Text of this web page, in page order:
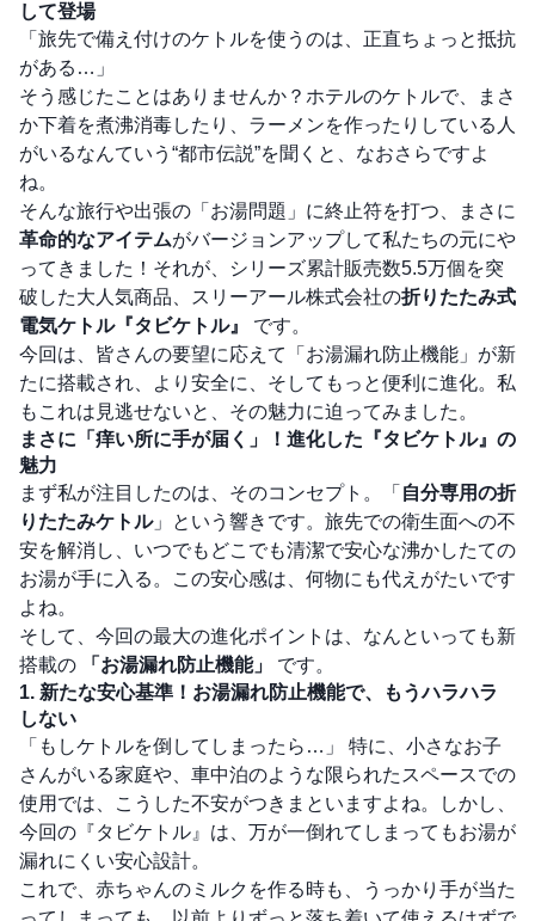
して登場
「旅先で備え付けのケトルを使うのは、正直ちょっと抵抗
がある…」
そう感じたことはありませんか？ホテルのケトルで、まさ
か下着を煮沸消毒したり、ラーメンを作ったりしている人
がいるなんていう“都市伝説”を聞くと、なおさらですよ
ね。
そんな旅行や出張の「お湯問題」に終止符を打つ、まさに
革命的なアイテムがバージョンアップして私たちの元にや
ってきました！それが、シリーズ累計販売数5.5万個を突
破した大人気商品、スリーアール株式会社の折りたたみ式
電気ケトル『タビケトル』
です。
今回は、皆さんの要望に応えて「お湯漏れ防止機能」が新
たに搭載され、より安全に、そしてもっと便利に進化。私
もこれは見逃せないと、その魅力に迫ってみました。
まさに「痒い所に手が届く」！進化した『タビケトル』の
魅力
まず私が注目したのは、そのコンセプト。「 自分専用の折
りたたみケトル」という響きです。旅先での衛生面への不
安を解消し、いつでもどこでも清潔で安心な沸かしたての
お湯が手に入る。この安心感は、何物にも代えがたいです
よね。
そして、今回の最大の進化ポイントは、なんといっても新
搭載の
「お湯漏れ防止機能」
です。
1. 新たな安心基準！お湯漏れ防止機能で、もうハラハラ
しない
「もしケトルを倒してしまったら…」 特に、小さなお子
さんがいる家庭や、車中泊のような限られたスペースでの
使用では、こうした不安がつきまといますよね。しかし、
今回の『タビケトル』は、万が一倒れてしまってもお湯が
漏れにくい安心設計。
これで、赤ちゃんのミルクを作る時も、うっかり手が当た